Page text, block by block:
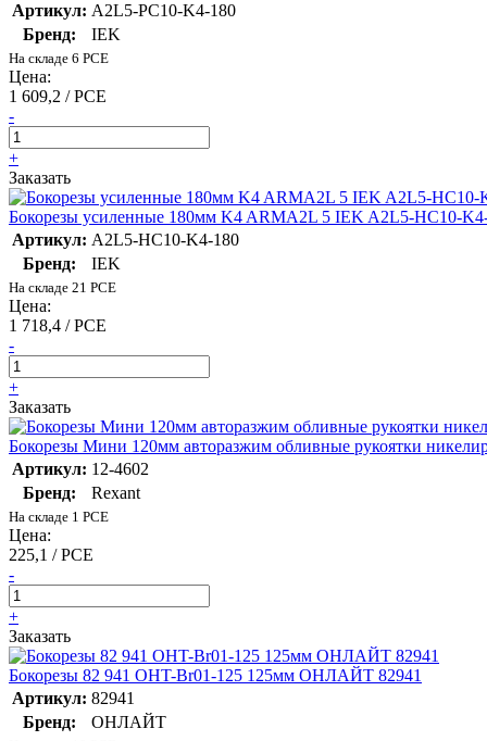
Артикул: A2L5-PC10-K4-180
Бренд:
IEK
На складе 6 PCE
Цена:
1 609,2 / PCE
-
+
Заказать
Бокорезы усиленные 180мм K4 ARMA2L 5 IEK A2L5-HC10-
Артикул: A2L5-HC10-K4-180
Бренд:
IEK
На складе 21 PCE
Цена:
1 718,4 / PCE
-
+
Заказать
Бокорезы Мини 120мм авторазжим обливные рукоятки
Артикул: 12-4602
Бренд:
Rexant
На складе 1 PCE
Цена:
225,1 / PCE
-
+
Заказать
Бокорезы 82 941 OHT-Br01-125 125мм ОНЛАЙТ 82941
Артикул: 82941
Бренд:
ОНЛАЙТ